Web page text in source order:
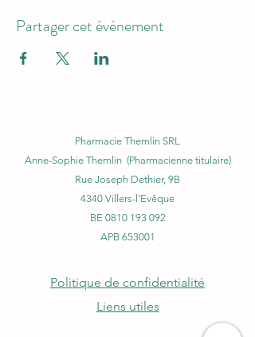
Partager cet événement
Pharmacie Themlin SRL
Anne-Sophie Themlin (Pharmacienne titulaire)
Rue Joseph Dethier, 9B
4340 Villers-l'Evêque
BE 0810 193 092
APB 653001
Politique de confidentialité
Liens utiles